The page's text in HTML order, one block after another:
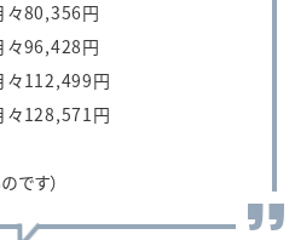
80,356円
96,428円
112,499円
128,571円
です）